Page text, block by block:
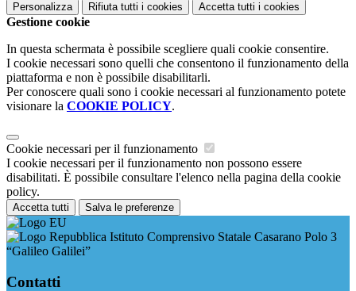
Personalizza Rifiuta tutti i cookies Accetta tutti i cookies
Gestione cookie
In questa schermata è possibile scegliere quali cookie consentire.
I cookie necessari sono quelli che consentono il funzionamento della
piattaforma e non è possibile disabilitarli.
Per conoscere quali sono i cookie necessari al funzionamento potete
visionare la COOKIE POLICY.
Cookie necessari per il funzionamento
I cookie necessari per il funzionamento non possono essere
disabilitati. È possibile consultare l'elenco nella pagina della cookie
policy.
Accetta tutti Salva le preferenze
Istituto Comprensivo Statale Casarano Polo 3
“Galileo Galilei”
Contatti